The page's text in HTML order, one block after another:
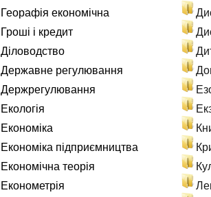
Георафія економічна
Гроші і кредит
Діловодство
Державне регулювання
Держрегулювання
Екологія
Економіка
Економіка підприємництва
Економічна теорія
Економетрія